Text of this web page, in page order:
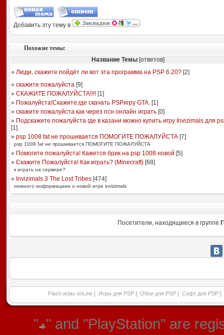
Добавить эту тему в
Похожие темы:
Название Темы[ответов]
» Люди, скажите пойдёт ли вот эта программа на PSP 6.20?[2]
» скажите пожалуйста[9]
» СКАЖИТЕ ПОЖАЛУЙСТА!!!![1]
» Пожалуйста!Скажите,где скачать PSPигру GTA.[1]
» скажите пожалуйста как через псн онлайн играть[0]
» Подскажите пожалуйста где в казани можно купить игру Invizimals для
[1]
» psp 1008 fat не прошивается ПОМОГИТЕ ПОЖАЛУЙСТА[7]
psp 1008 fat не прошивается ПОМОГИТЕ ПОЖАЛУЙСТА
» Помогите пожалуйста! Кажется брик на psp 1008 новой [5]
» Скажите Пожалуйста! Как играть? (Minecraft)[68]
к играть на сервере?
» Invizimals 3 The Lost Tribes[474]
немного информациии о новой игре invizimals
Посетители, находящиеся в группе
Flash игры onLine Игры для PSP Обои для PSP Софт для PSP
" " and "PlayStation" are